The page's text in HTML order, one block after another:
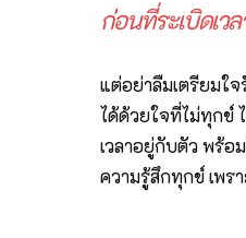
ก่อนที่ระเบิดเ
แต่อย่าลืมเตรียมใจ
ได้ด้วยใจที่ไม่ทุกข์
เวลาอยู่กับตัว พร้อ
ความรู้สึกทุกข์ เพร